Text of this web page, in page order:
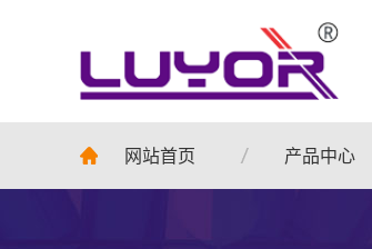
网站首页 产品中心